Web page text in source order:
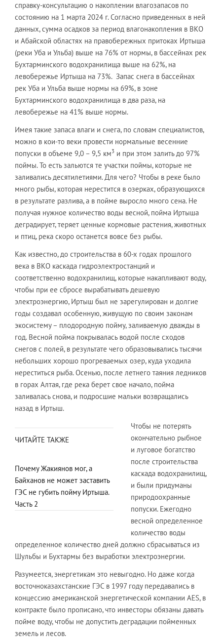
справку-консультацию о накоплении влагозапасов по
состоянию на 1 марта 2024 г. Согласно приведенных в ней
данных, сумма осадков за период влагонакопления в ВКО
и Абайской областях на правобережных притоках Иртыша
(реки Уба и Ульба) выше на 76% от нормы, в бассейнах рек
Бухтарминского водохранилища выше на 62%, на
левобережье Иртыша на 73%. Запас снега в бассейнах
рек Уба и Ульба выше нормы на 69%, в зоне
Бухтарминского водохранилища в два раза, на
левобережье на 41% выше нормы.
Имея такие запаса влаги и снега, по словам специалистов,
можно в кои-то веки провести нормальные весенние
попуски в объеме 9,0 – 9,5 км3 и при этом залить до 97%
поймы. То есть зальются те участки поймы, которые не
заливались десятилетиями. Для чего? Чтобы в реке было
много рыбы, которая нерестится в озерках, образующихся
в результате разлива, а в пойме выросло много сена. Не
получая нужное количество воды весной, пойма Иртыша
деградирует, теряет ценные кормовые растения, животных
и птиц, река скоро останется вовсе без рыбы.
Как известно, до строительства в 60-х годах прошлого
века в ВКО каскада гидроэлектростанций и
соответственно водохранилищ, которые накапливают воду,
чтобы при ее сбросе вырабатывать дешевую
электроэнергию, Иртыш был не зарегулирован и долгие
годы создавал особенную, живущую по своим законам
экосис­тему – плодородную пойму, заливаемую дважды в
год. Весной пойма покрывалась водой после сходов
снегов с полей, в результате чего образовывались тысячи
небольших хорошо прогреваемых озер, куда уходила
нереститься рыба. Осенью, пос­ле летнего таяния ледников
в горах Алтая, где река берет свое начало, пойма
заливалась снова, и подросшие мальки возвращались
назад в Иртыш.
ЧИТАЙТЕ ТАКЖЕ
Почему Жакиянов мог, а
Байханов не может заставить
ГЭС не губить пойму Иртыша.
Часть 2
Чтобы не потерять
окончательно рыбное
и луговое богатство
после строительства
каскада водохранилищ,
и были придуманы
природоохранные
попуски. Ежегодно
весной определенное
количество воды
определенное количество дней должно сбрасываться из
Шульбы и Бухтармы без выработки электроэнергии.
Разумеется, энергетикам это невыгодно. Но даже когда
восточноказахстанские ГЭС в 1997 году передавались в
концессию американской энергетической компании AES, в
контракте было прописано, что инвесторы обязаны давать
пойме воду, чтобы не допустить деградации пойменных
земель и лесов.